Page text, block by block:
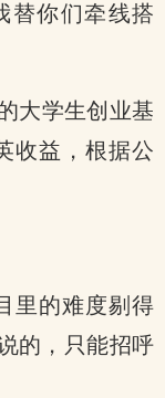
替你们牵线搭
大学生创业基
收益，根据公
里的难度剔得
的，只能招呼